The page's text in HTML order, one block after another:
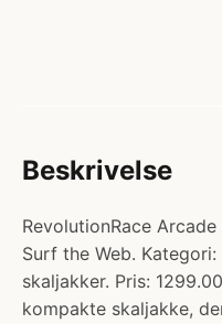
Beskrivelse
RevolutionRace
Surf the Web.
skaljakker. Pris:
kompakte skaljakke,